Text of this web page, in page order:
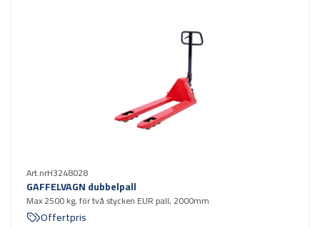
Art.nrH3248028
GAFFELVAGN dubbelpall
Max 2500 kg, för två stycken EUR pall, 2000mm
Offertpris